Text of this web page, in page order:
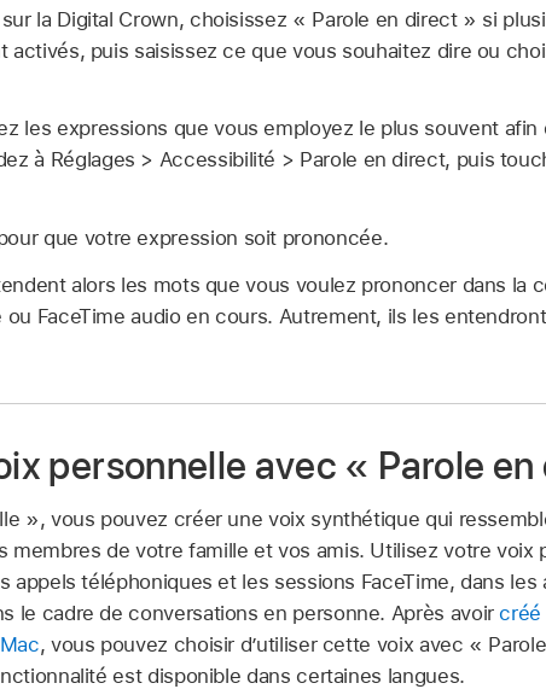
la Digital Crown, choisissez « Parole en direct » si
activés, puis saisissez ce que vous souhaitez dire ou
les expressions que vous employez le plus souvent
à Réglages > Accessibilité > Parole en direct, puis
que votre expression soit prononcée.
alors les mots que vous voulez prononcer dans la
FaceTime audio en cours. Autrement, ils les
personnelle avec « Parole
», vous pouvez créer une voix synthétique qui
membres de votre famille et vos amis. Utilisez votre voix
appels téléphoniques et les sessions FaceTime, dans les
le cadre de conversations en personne. Après avoircréé
, vous pouvez choisir d’utiliser cette voix avec «
est disponible dans certaines langues.